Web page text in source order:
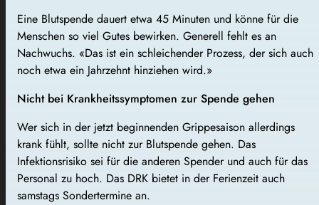
Eine Blutspende dauert etwa 45 Minuten und könne für die
Menschen so viel Gutes bewirken. Generell fehlt es an
Nachwuchs. «Das ist ein schleichender Prozess, der sich auch
noch etwa ein Jahrzehnt hinziehen wird.»
Nicht bei Krankheitssymptomen zur Spende gehen
Wer sich in der jetzt beginnenden Grippesaison allerdings
krank fühlt, sollte nicht zur Blutspende gehen. Das
Infektionsrisiko sei für die anderen Spender und auch für das
Personal zu hoch. Das DRK bietet in der Ferienzeit auch
samstags Sondertermine an.